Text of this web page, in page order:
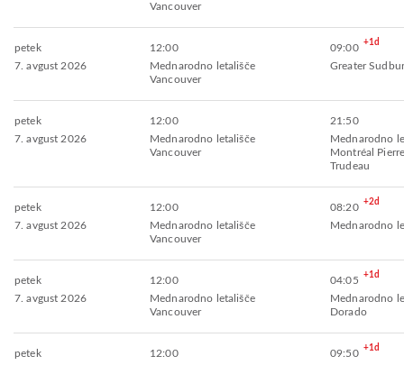
Vancouver
petek
7. avgust 2026
12:00
Mednarodno letališče
Vancouver
09:00 +1d
Greater
petek
7. avgust 2026
12:00
Mednarodno letališče
Vancouver
21:50
Mednarodno
Montréal
Trudeau
petek
7. avgust 2026
12:00
Mednarodno letališče
Vancouver
08:20 +2d
Mednarodno
petek
7. avgust 2026
12:00
Mednarodno letališče
Vancouver
04:05 +1d
Mednarodno
Dorado
petek
12:00
09:50 +1d